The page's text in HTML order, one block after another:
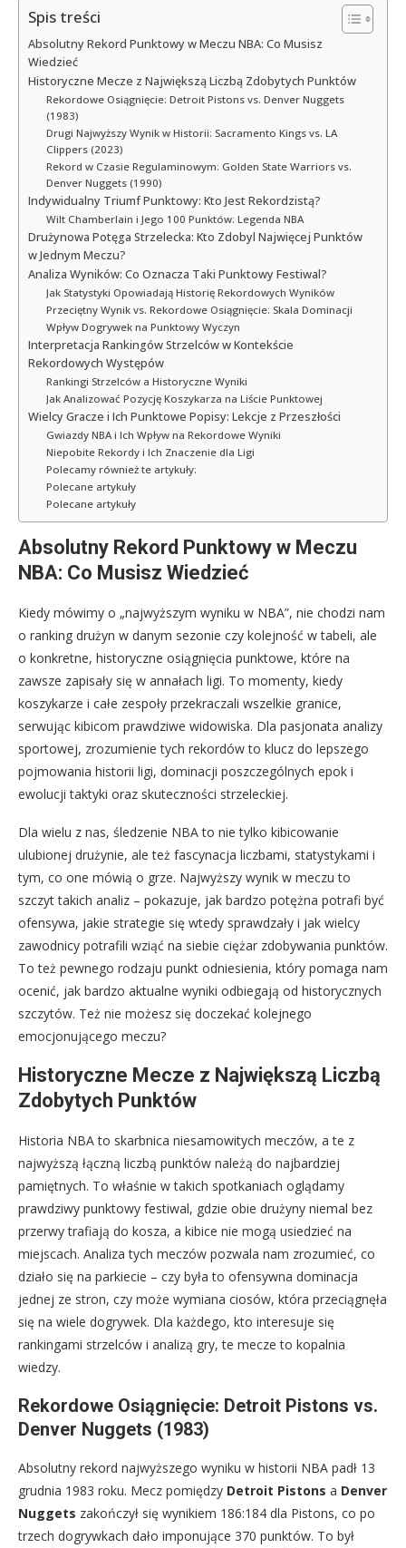
Spis treści
Absolutny Rekord Punktowy w Meczu NBA: Co Musisz
Wiedzieć
Historyczne Mecze z Największą Liczbą Zdobytych Punktów
Rekordowe Osiągnięcie: Detroit Pistons vs. Denver Nuggets
(1983)
Drugi Najwyższy Wynik w Historii: Sacramento Kings vs. LA
Clippers (2023)
Rekord w Czasie Regulaminowym: Golden State Warriors vs.
Denver Nuggets (1990)
Indywidualny Triumf Punktowy: Kto Jest Rekordzistą?
Wilt Chamberlain i Jego 100 Punktów: Legenda NBA
Drużynowa Potęga Strzelecka: Kto Zdobyl Najwięcej Punktów
w Jednym Meczu?
Analiza Wyników: Co Oznacza Taki Punktowy Festiwal?
Jak Statystyki Opowiadają Historię Rekordowych Wyników
Przeciętny Wynik vs. Rekordowe Osiągnięcie: Skala Dominacji
Wpływ Dogrywek na Punktowy Wyczyn
Interpretacja Rankingów Strzelców w Kontekście
Rekordowych Występów
Rankingi Strzelców a Historyczne Wyniki
Jak Analizować Pozycję Koszykarza na Liście Punktowej
Wielcy Gracze i Ich Punktowe Popisy: Lekcje z Przeszłości
Gwiazdy NBA i Ich Wpływ na Rekordowe Wyniki
Niepobite Rekordy i Ich Znaczenie dla Ligi
Polecamy również te artykuły:
Polecane artykuły
Polecane artykuły
Absolutny Rekord Punktowy w Meczu
NBA: Co Musisz Wiedzieć
Kiedy mówimy o „najwyższym wyniku w NBA”, nie chodzi nam
o ranking drużyn w danym sezonie czy kolejność w tabeli, ale
o konkretne, historyczne osiągnięcia punktowe, które na
zawsze zapisały się w annałach ligi. To momenty, kiedy
koszykarze i całe zespoły przekraczali wszelkie granice,
serwując kibicom prawdziwe widowiska. Dla pasjonata analizy
sportowej, zrozumienie tych rekordów to klucz do lepszego
pojmowania historii ligi, dominacji poszczególnych epok i
ewolucji taktyki oraz skuteczności strzeleckiej.
Dla wielu z nas, śledzenie NBA to nie tylko kibicowanie
ulubionej drużynie, ale też fascynacja liczbami, statystykami i
tym, co one mówią o grze. Najwyższy wynik w meczu to
szczyt takich analiz – pokazuje, jak bardzo potężna potrafi być
ofensywa, jakie strategie się wtedy sprawdzały i jak wielcy
zawodnicy potrafili wziąć na siebie ciężar zdobywania punktów.
To też pewnego rodzaju punkt odniesienia, który pomaga nam
ocenić, jak bardzo aktualne wyniki odbiegają od historycznych
szczytów. Też nie możesz się doczekać kolejnego
emocjonującego meczu?
Historyczne Mecze z Największą Liczbą
Zdobytych Punktów
Historia NBA to skarbnica niesamowitych meczów, a te z
najwyższą łączną liczbą punktów należą do najbardziej
pamiętnych. To właśnie w takich spotkaniach oglądamy
prawdziwy punktowy festiwal, gdzie obie drużyny niemal bez
przerwy trafiają do kosza, a kibice nie mogą usiedzieć na
miejscach. Analiza tych meczów pozwala nam zrozumieć, co
działo się na parkiecie – czy była to ofensywna dominacja
jednej ze stron, czy może wymiana ciosów, która przeciągnęła
się na wiele dogrywek. Dla każdego, kto interesuje się
rankingami strzelców i analizą gry, te mecze to kopalnia
wiedzy.
Rekordowe Osiągnięcie: Detroit Pistons vs.
Denver Nuggets (1983)
Absolutny rekord najwyższego wyniku w historii NBA padł 13
grudnia 1983 roku. Mecz pomiędzy Detroit Pistons a Denver
Nuggets zakończył się wynikiem 186:184 dla Pistons, co po
trzech dogrywkach dało imponujące 370 punktów. To był